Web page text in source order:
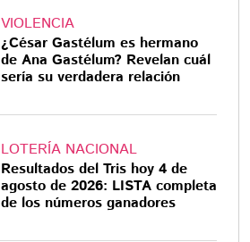
VIOLENCIA
¿César Gastélum es hermano
de Ana Gastélum? Revelan cuál
sería su verdadera relación
LOTERÍA NACIONAL
Resultados del Tris hoy 4 de
agosto de 2026: LISTA completa
de los números ganadores